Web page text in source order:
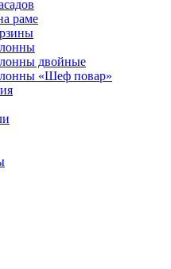
раме
двойные
«Шеф повар»